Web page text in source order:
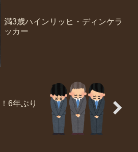
満3歳ハインリッヒ・ディンケラ
ッカー
6年ぶり